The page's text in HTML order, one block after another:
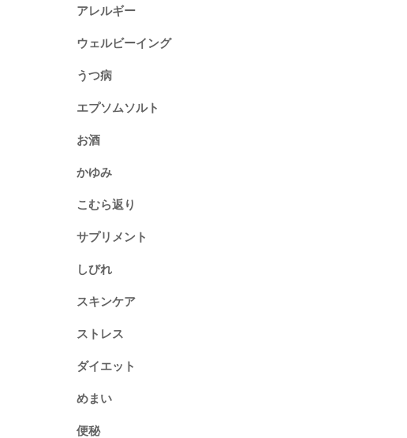
アレルギー
ウェルビーイング
うつ病
エプソムソルト
お酒
かゆみ
こむら返り
サプリメント
しびれ
スキンケア
ストレス
ダイエット
めまい
便秘